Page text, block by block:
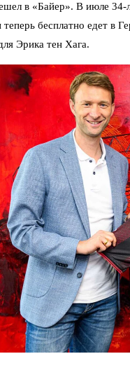
в «Байер». В июле 34-
бесплатно едет в
Эрика тен Хага.